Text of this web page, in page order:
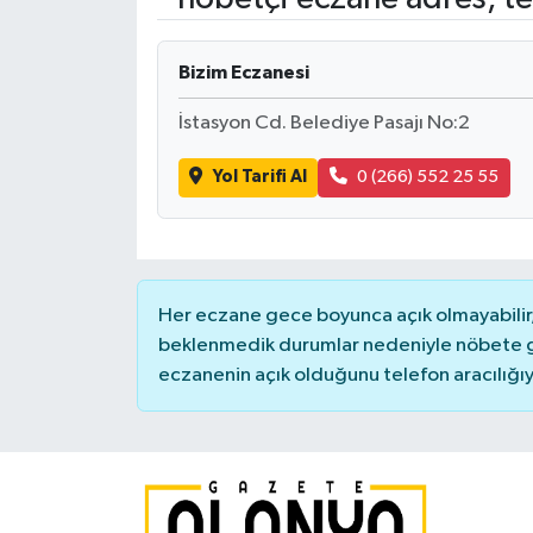
Bizim Eczanesi
İstasyon Cd. Belediye Pasajı No:2
Yol Tarifi Al 0 (266) 552 25 55
Her eczane gece boyunca açık
beklenmedik durumlar nedeniyle nöbete
eczanenin açık olduğunu telefon